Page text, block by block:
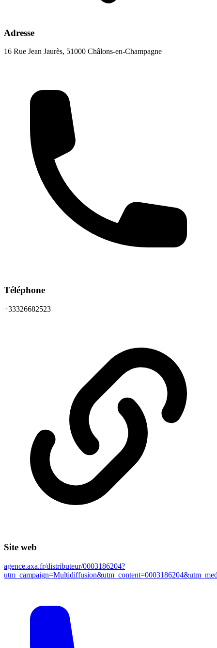
Adresse
16 Rue Jean Jaurès, 51000 Châlons-en-Champagne
Téléphone
+33326682523
Site web
agence.axa.fr/distributeur/0003186204?